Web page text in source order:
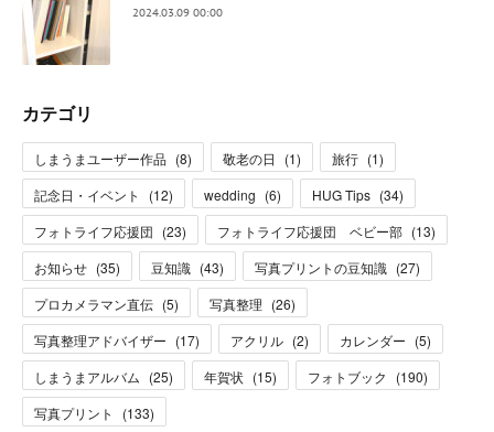
2024.03.09 00:00
カテゴリ
しまうまユーザー作品 (8) 敬老の日 (1) 旅行 (1)
記念日・イベント
(12) wedding (6) HUG Tips (34)
フォトライフ応援団 (23) フォトライフ応援団 ベビー部 (13)
お知らせ (35) 豆知識 (43) 写真プリントの豆知識 (27)
プロカメラマン直伝 (5) 写真整理 (26)
写真整理アドバイザー (17) アクリル (2) カレンダー (5)
しまうまアルバム (25) 年賀状 (15) フォトブック (190)
写真プリント
(133)